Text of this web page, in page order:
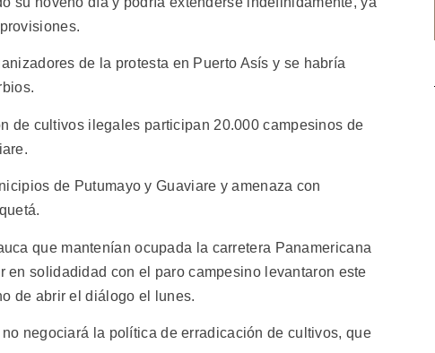
de la protesta en Puerto Asís y se habría
de cultivos ilegales participan 20.000 campesinos de
de Putumayo y Guaviare y amenaza con
que mantenían ocupada la carretera Panamericana
solidadidad con el paro campesino levantaron este
de abrir el diálogo el lunes.
negociará la política de erradicación de cultivos, que